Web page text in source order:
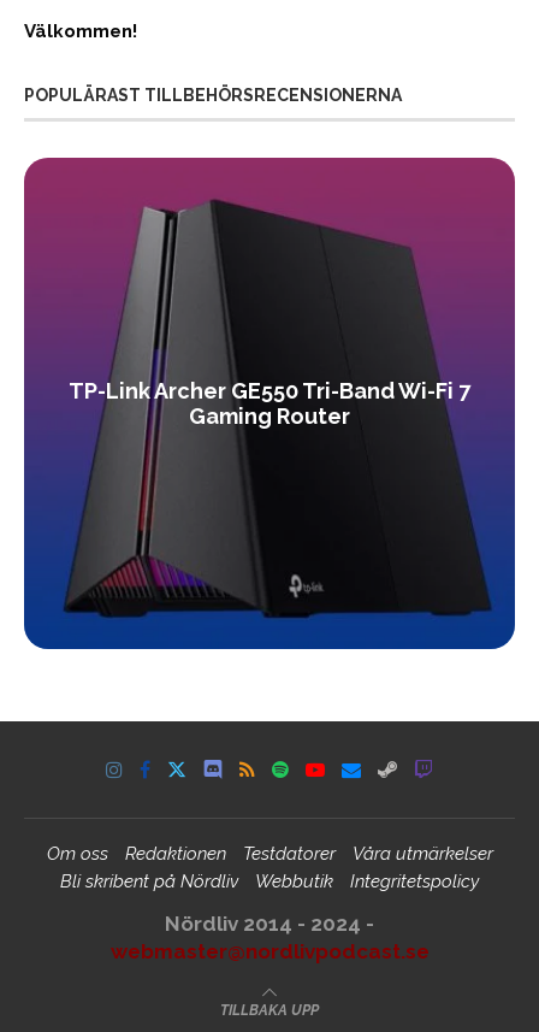
Välkommen!
POPULÄRAST TILLBEHÖRSRECENSIONERNA
TP-Link Archer GE550 Tri-Band Wi-Fi 7
Gaming Router
Om oss Redaktionen Testdatorer
Våra utmärkelser
Bli skribent på Nördliv
Webbutik Integritetspolicy
Nördliv 2014 - 2024 -
webmaster@nordlivpodcast.se
TILLBAKA UPP